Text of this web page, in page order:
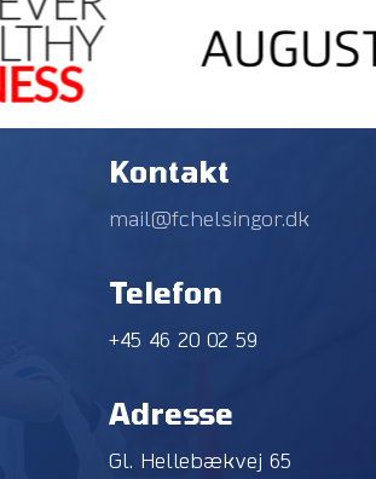
Kontakt
mail@fchelsingor.dk
Telefon
+45 46 20 02 59
Adresse
Gl. Hellebækvej 65